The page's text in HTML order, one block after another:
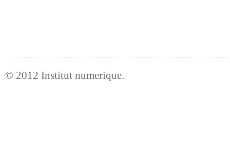
© 2012 Institut numerique.